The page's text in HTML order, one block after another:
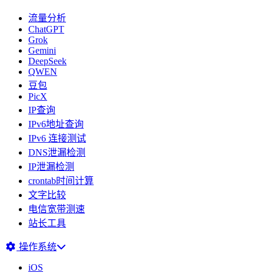
流量分析
ChatGPT
Grok
Gemini
DeepSeek
QWEN
豆包
PicX
IP查询
IPv6地址查询
IPv6 连接测试
DNS泄漏检测
IP泄漏检测
crontab时间计算
文字比较
电信宽带测速
站长工具
操作系统
iOS